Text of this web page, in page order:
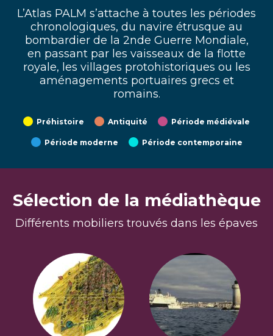
L’Atlas PALM s’attache à toutes les périodes
chronologiques, du navire étrusque au
bombardier de la 2nde Guerre Mondiale,
en passant par les vaisseaux de la flotte
royale, les villages protohistoriques ou les
aménagements portuaires grecs et
romains.
Préhistoire Antiquité Période médiévale
Période moderne Période contemporaine
Sélection de la médiathèque
Différents mobiliers trouvés dans les épaves